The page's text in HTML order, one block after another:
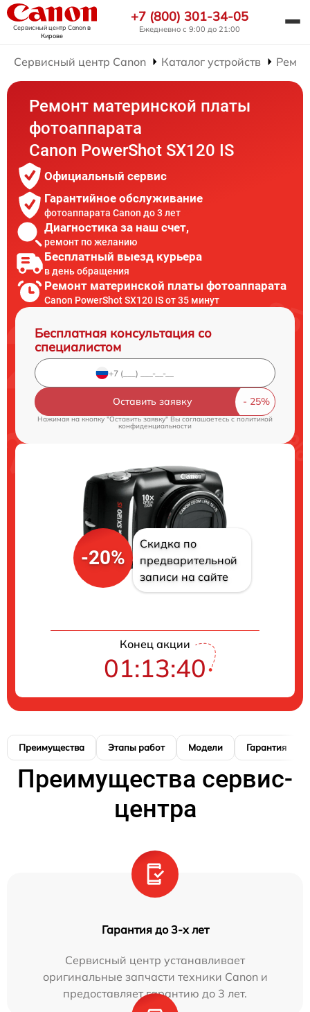
Сервисный центр Canonв
Кирове
+7 (800) 301-34-05
Ежедневно с 9:00 до 21:00
Сервисный центр Canon Каталог устройств
Ремонт материнской платы
фотоаппарата
Canon PowerShot SX120 IS
Официальный сервис
Гарантийное обслуживание
фотоаппарата Canon до 3 лет
Диагностика за наш счет,
ремонт по желанию
Бесплатный выезд курьера
в день обращения
Ремонт материнской платы фотоаппарата
Canon PowerShot SX120 IS от 35 минут
Бесплатная консультация со
специалистом
Оставить заявку
Нажимая на кнопку "Оставить заявку" Вы соглашаетесь cполитикой
конфиденциальности
-20%
Скидка по
предварительной
записи на сайте
Конец акции
01:13:39
Преимущества Этапы работ Модели Гарантия
Преимущества сервис-
центра
Гарантия до 3-х лет
Сервисный центр устанавливает
оригинальные запчасти техники Canon и
предоставляет гарантию до 3 лет.